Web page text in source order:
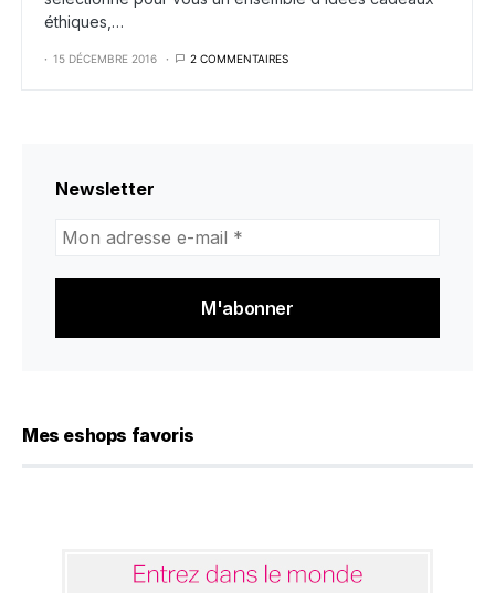
éthiques,…
15 DÉCEMBRE 2016 2 COMMENTAIRES
Newsletter
adresse
mail
Mes eshops favoris